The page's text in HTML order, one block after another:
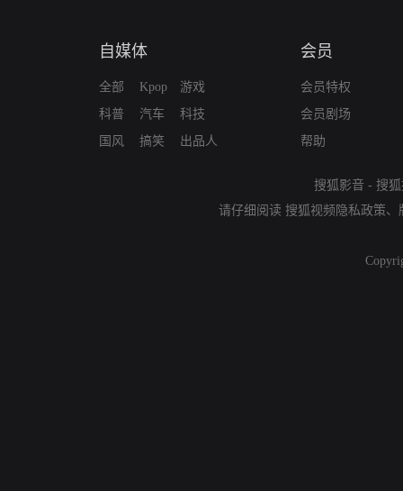
自媒体
全部
科普
国风
Kpop
汽车
搞笑
游戏
科技
出品人
会员
会员特权
会员剧场
帮助
搜狐影音 - 搜
请仔细阅读 搜狐视频隐私政策、